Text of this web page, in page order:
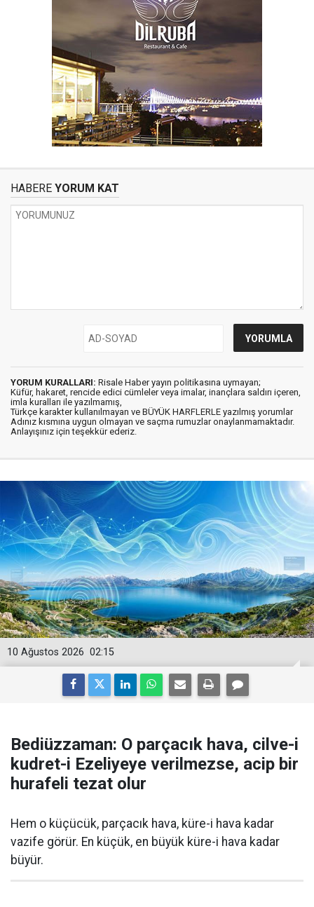
HABERE YORUM KAT
YORUM KURALLARI: Risale Haber yayın politikasına uymayan;
Küfür, hakaret, rencide edici cümleler veya imalar, inançlara saldırı içeren,
imla kuralları ile yazılmamış,
Türkçe karakter kullanılmayan ve BÜYÜK HARFLERLE yazılmış yorumlar
Adınız kısmına uygun olmayan ve saçma rumuzlar onaylanmamaktadır.
Anlayışınız için teşekkür ederiz.
02:15
10 Ağustos 2026
Bediüzzaman: O parçacık hava, cilve-i
kudret-i Ezeliyeye verilmezse, acip bir
hurafeli tezat olur
Hem o küçücük, parçacık hava, küre-i hava kadar
vazife görür. En küçük, en büyük küre-i hava kadar
büyür.